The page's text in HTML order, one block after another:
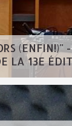
(ENFIN!)"
LA 13E